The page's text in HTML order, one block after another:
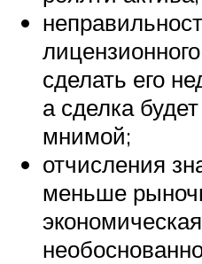
сделать его
а сделка
мнимой;
отчисления
меньше
экономическая